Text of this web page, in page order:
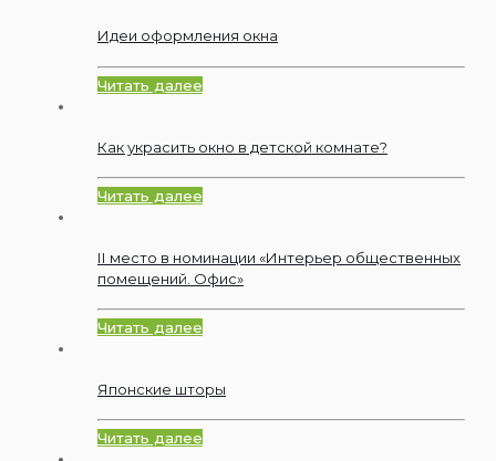
Идеи оформления окна
Читать далее
Как украсить окно в детской комнате?
Читать далее
ІІ место в номинации «Интерьер общественных
помещений. Офис»
Читать далее
Японские шторы
Читать далее